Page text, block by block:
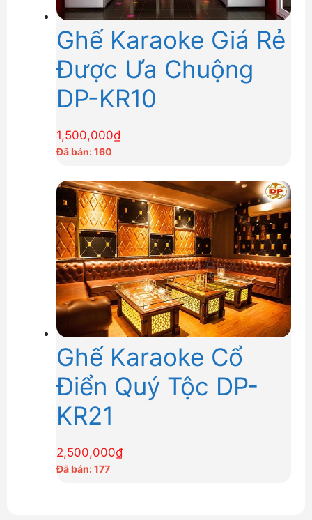
Ghế Karaoke Giá Rẻ
Được Ưa Chuộng
DP-KR10
1,500,000₫
Đã bán: 160
Ghế Karaoke Cổ
Điển Quý Tộc DP-
KR21
2,500,000₫
Đã bán: 177